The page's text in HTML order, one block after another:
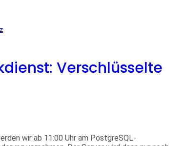
Verschlüsselte
wir ab 11:00 Uhr am PostgreSQL-